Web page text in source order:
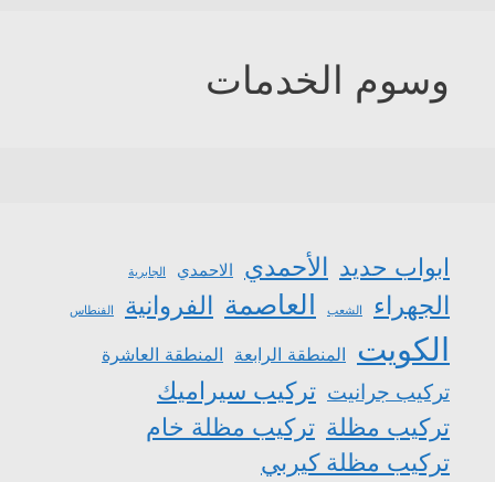
وسوم الخدمات
ابواب حديد الأحمدي الاحمدي الجابرية
الجهراء الشعب العاصمة الفروانية الفنطاس
الكويت المنطقة الرابعة المنطقة العاشرة
تركيب جرانيت تركيب سيراميك
تركيب مظلة تركيب مظلة خام
تركيب مظلة كيربي